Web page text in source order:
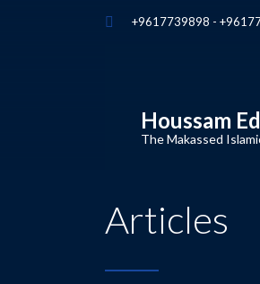
+9617739898 -
Houssam
The Makassed
Articles